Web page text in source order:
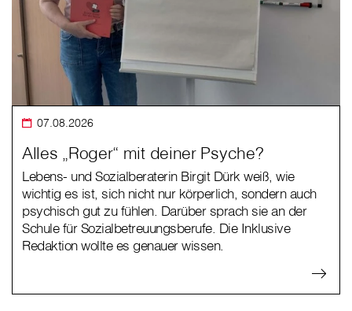
07.08.2026
Alles „Roger“ mit deiner Psyche?
Lebens- und Sozialberaterin Birgit Dürk weiß, wie
wichtig es ist, sich nicht nur körperlich, sondern auch
psychisch gut zu fühlen. Darüber sprach sie an der
Schule für Sozialbetreuungsberufe. Die Inklusive
Redaktion wollte es genauer wissen.